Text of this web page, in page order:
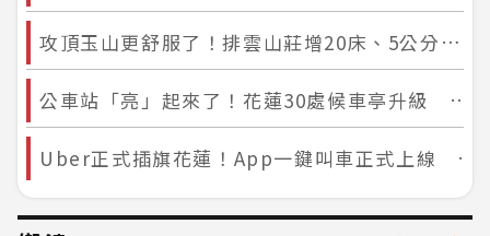
攻頂玉山更舒服了！排雲山莊增20床、5公分記憶床墊上線 中籤率也提高
公車站「亮」起來了！花蓮30處候車亭升級 夜間辨識度大提升
Uber正式插旗花蓮！App一鍵叫車正式上線 旅客、在地人移動更方便